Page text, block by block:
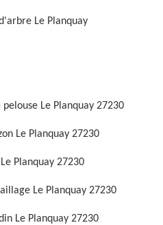
Le Planquay
Le Planquay 27230
Le Planquay 27230
Planquay 27230
Le Planquay 27230
Le Planquay 27230